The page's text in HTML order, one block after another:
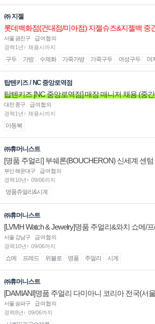
㈜ 지젤
롯데백화점(건대점/미아점) 지젤슈즈&지젤백 중
인합니다
서울 광진구
급여협의
경력1년↑ 채용시까지
구두 가방 수제화 가죽가방 가죽구두 여성구두 여
탑텐키즈 / NC 중앙로역점
탑텐키즈 [NC 중앙로역점] 매장 매니저 채용 (중
대전 중구
급여협의
경력1년↑ 채용시까지
아동복
㈜휴머니스트
[명품 주얼리] 부쉐론(BOUCHERON) 신세계 센
점 판매사원 채용
부산 해운대구
급여협의
경력10년↑ 09/06까지
명품쥬얼리&시계
㈜휴머니스트
[LVMH Watch & Jewelry]명품 주얼리&와치 쇼메/
장/부점장/판매사원 채용
서울 강남구
급여협의
경력10년↑ 09/06까지
쇼메 프레드 위블로 명품 주얼리 시계
㈜휴머니스트
[DAMIANI]명품 주얼리 다미아니 코리아 전국(서
부점장/판매사원 채용
서울 송파구
급여협의
경력8년↑ 09/06까지